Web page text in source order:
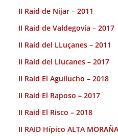
II Raid de Nijar – 2011
II Raid de Valdegovía – 2017
II Raid del LLuçanes – 2011
II Raid del Llucanes – 2017
II Raid El Aguilucho – 2018
II Raid El Raposo – 2017
II Raid El Risco – 2018
II RAID Hípico ALTA